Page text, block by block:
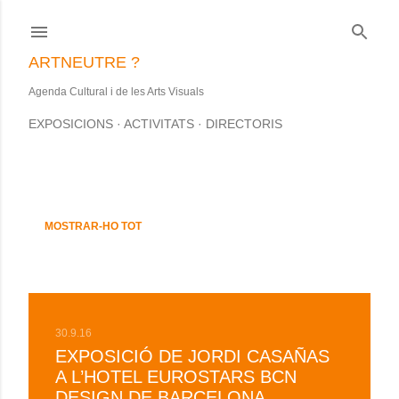
ARTNEUTRE ?
Agenda Cultural i de les Arts Visuals
EXPOSICIONS ACTIVITATS DIRECTORIS
E
t
MOSTRAR-HO TOT
30.9.16
EXPOSICIÓ DE JORDI CASAÑAS
A L’HOTEL EUROSTARS BCN